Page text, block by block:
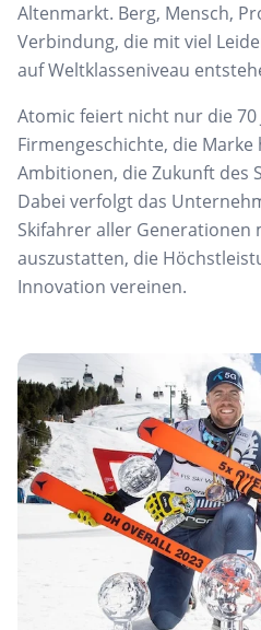
Altenmarkt. Berg, Mensch,
Verbindung, die mit viel
auf Weltklasseniveau
Atomic feiert nicht nur die 70
Firmengeschichte, die
Ambitionen, die Zukunft des
Dabei verfolgt das
Skifahrer aller Generationen
auszustatten, die
Innovation vereinen.